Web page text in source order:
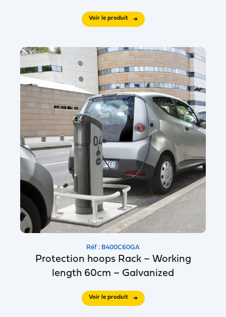
Voir le produit
Réf : B400C60GA
Protection hoops Rack – Working
length 60cm – Galvanized
Voir le produit